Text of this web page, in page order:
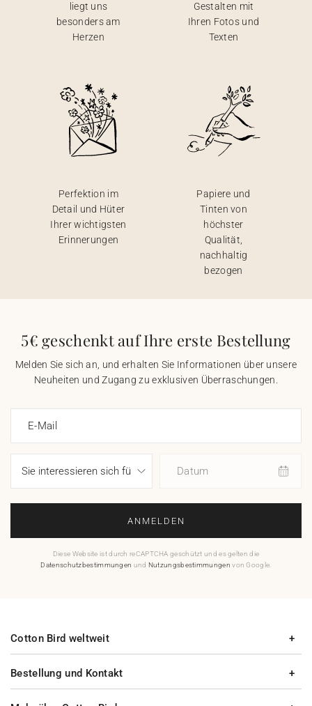
liegt uns
besonders am
Herzen
Gestalten mit
Ihren Fotos und
Texten
Perfektion im
Detail und Hüter
Ihrer wichtigsten
Erinnerungen
Papiere und
Tinten von
höchster
Qualität,
nachhaltig
bezogen
5€ geschenkt auf Ihre erste Bestellung
Melden Sie sich an, und erhalten Sie Informationen über unsere
Neuheiten und Zugang zu exklusiven Überraschungen.
E-Mail
Datum
ANMELDEN
Diese Website ist durch reCAPTCHA geschützt und es gelten die
Datenschutzbestimmungen und Nutzungsbestimmungen von Google.
Bestellung und Kontakt
Cotton Bird weltweit